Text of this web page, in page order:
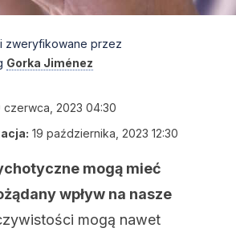
zweryfikowane przez
Gorka Jiménez
czerwca, 2023 04:30
19 października, 2023 12:30
mogą mieć
wpływ na nasze
mogą nawet